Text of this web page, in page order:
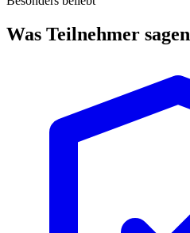
Was Teilnehmer sagen